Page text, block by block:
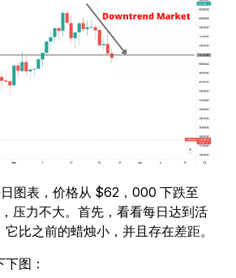
图表，价格从 $62，000 下跌至
压力不大。首先，看看每日达到活
比之前的蜡烛小，并且存在差距。
图：